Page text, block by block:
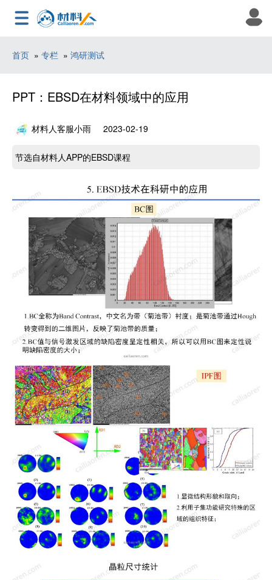
首页 » 专栏 » 鸿研测试
PPT：EBSD在材料领域中的应用
材料人客服小雨 2023-02-19
节选自材料人APP的EBSD课程